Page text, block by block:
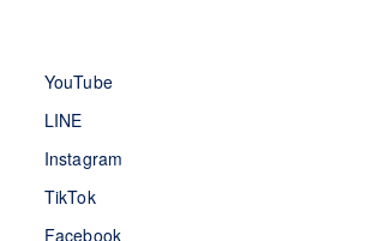
YouTube
LINE
Instagram
TikTok
Facebook